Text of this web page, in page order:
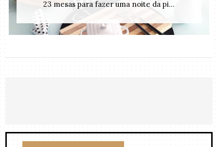
23 mesas para fazer uma noite da pi...